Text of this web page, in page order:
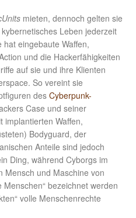
mieten, dennoch gelten sie
Leben jederzeit
eingebaute Waffen,
und die Hackerfähigkeiten
auf sie und ihre Klienten
So vereint sie
des Cyberpunk-
Case und seiner
implantierten Waffen,
Bodyguard, der
Anteile sind jedoch
Ding, während Cyborgs im
Mensch und Maschine von
bezeichnet werden
volle Menschenrechte